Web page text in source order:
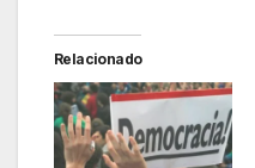
Relacionado